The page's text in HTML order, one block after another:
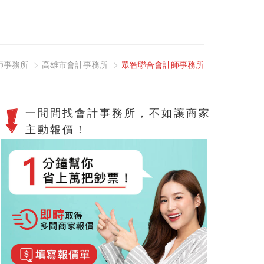
事務所 高雄市會計事務所 眾智聯合會計師事務所
一間間找會計事務所，不如讓商家
主動報價！